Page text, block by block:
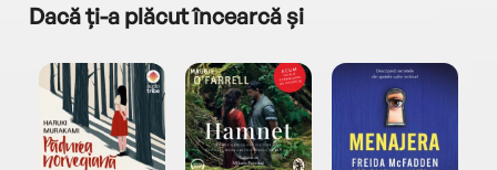
Dacă ți-a plăcut încearcă și